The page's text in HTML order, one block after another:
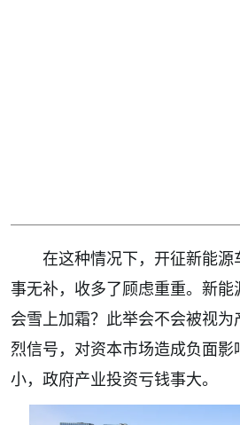
在这种情况下，开征新能
事无补，收多了顾虑重重。新
会雪上加霜？此举会不会被视
烈信号，对资本市场造成负面影
小，政府产业投资亏钱事大。